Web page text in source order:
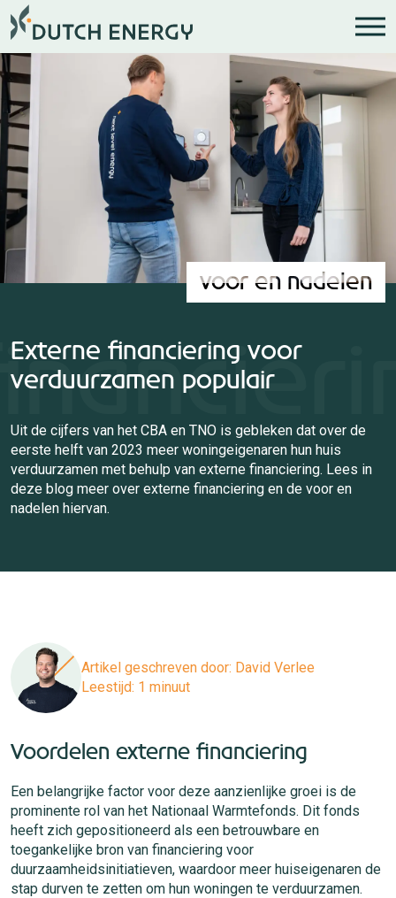
Externe financiering voor
verduurzamen populair
Uit de cijfers van het CBA en TNO is gebleken dat over de
eerste helft van 2023 meer woningeigenaren hun huis
verduurzamen met behulp van externe financiering. Lees in
deze blog meer over externe financiering en de voor en
nadelen hiervan.
voor en nadelen
Artikel geschreven door: David Verlee
Leestijd: 1 minuut
Voordelen externe financiering
Een belangrijke factor voor deze aanzienlijke groei is de
prominente rol van het Nationaal Warmtefonds. Dit fonds
heeft zich gepositioneerd als een betrouwbare en
toegankelijke bron van financiering voor
duurzaamheidsinitiatieven, waardoor meer huiseigenaren de
stap durven te zetten om hun woningen te verduurzamen.